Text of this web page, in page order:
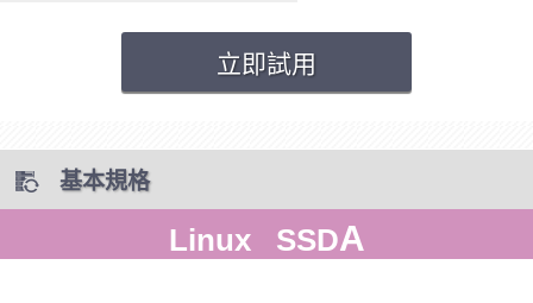
立即試用
基本規格
Linux SSDA